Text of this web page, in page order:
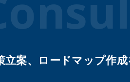
CIS Controlsアセスメントサービス
IoTセキュア開発コンサルティング
セキュリティ脆弱性アドバイスサー
案、ロードマップ作